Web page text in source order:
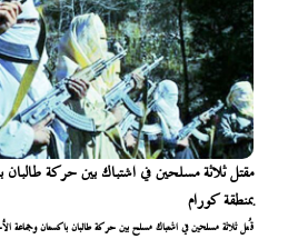
مقتل ثلاثة مسلحين في اشتباك بين حركة طالبان
بمنطقة كورام
قُتل ثلاثة مسلحين في اشتباك مسلح بين حركة طالبان باكستان وجماعة